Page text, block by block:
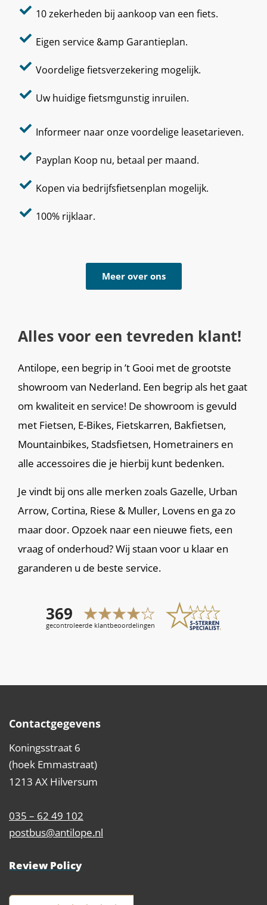
10 zekerheden bij aankoop van een fiets.
Eigen service &amp Garantieplan.
Voordelige fietsverzekering mogelijk.
Uw huidige fietsmgunstig inruilen.
Informeer naar onze voordelige leasetarieven.
Payplan Koop nu, betaal per maand.
Kopen via bedrijfsfietsenplan mogelijk.
100% rijklaar.
Meer over ons
Alles voor een tevreden klant!
Antilope, een begrip in ’t Gooi met de grootste
showroom van Nederland. Een begrip als het gaat
om kwaliteit en service! De showroom is gevuld
met Fietsen, E-Bikes, Fietskarren, Bakfietsen,
Mountainbikes, Stadsfietsen, Hometrainers en
alle accessoires die je hierbij kunt bedenken.
Je vindt bij ons alle merken zoals Gazelle, Urban
Arrow, Cortina, Riese & Muller, Lovens en ga zo
maar door. Opzoek naar een nieuwe fiets, een
vraag of onderhoud? Wij staan voor u klaar en
garanderen u de beste service.
Contactgegevens
Koningsstraat 6
(hoek Emmastraat)
1213 AX Hilversum
035 – 62 49 102
postbus@antilope.nl
Review Policy